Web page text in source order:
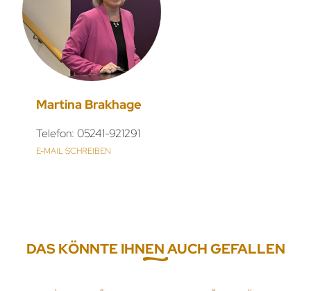
Martina Brakhage
Telefon: 05241-921291
E-MAIL SCHREIBEN
DAS KÖNNTE IHNEN AUCH GEFALLEN